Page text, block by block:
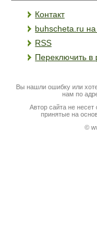
Контакт
buhscheta.ru
RSS
Переключить в
Вы нашли ошибку или
нам по
Автор сайта не
принятые на
©